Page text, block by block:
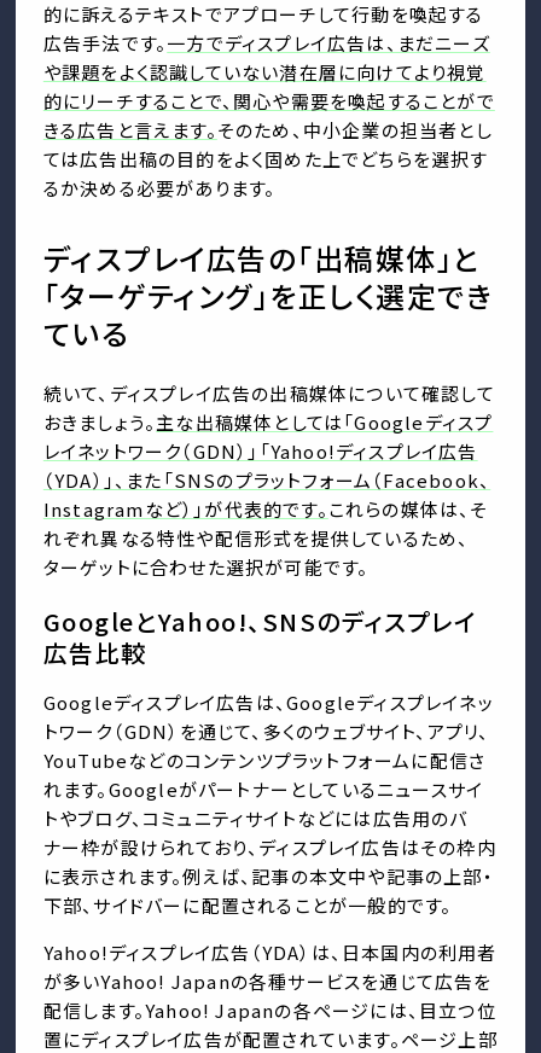
的に訴えるテキストでアプローチして行動を喚起する
広告手法です。一方でディスプレイ広告は、まだニーズ
や課題をよく認識していない潜在層に向けてより視覚
的にリーチすることで、関心や需要を喚起することがで
きる広告と言えます。そのため、中小企業の担当者とし
ては広告出稿の目的をよく固めた上でどちらを選択す
るか決める必要があります。
ディスプレイ広告の「出稿媒体」と
「ターゲティング」を正しく選定でき
ている
続いて、ディスプレイ広告の出稿媒体について確認して
おきましょう。主な出稿媒体としては「Googleディスプ
レイネットワーク（GDN）」「Yahoo!ディスプレイ広告
（YDA）」、また「SNSのプラットフォーム（Facebook、
Instagramなど）」が代表的です。これらの媒体は、そ
れぞれ異なる特性や配信形式を提供しているため、
ターゲットに合わせた選択が可能です。
GoogleとYahoo!、SNSのディスプレイ
広告比較
Googleディスプレイ広告は、Googleディスプレイネッ
トワーク（GDN）を通じて、多くのウェブサイト、アプリ、
YouTubeなどのコンテンツプラットフォームに配信さ
れます。Googleがパートナーとしているニュースサイ
トやブログ、コミュニティサイトなどには広告用のバ
ナー枠が設けられており、ディスプレイ広告はその枠内
に表示されます。例えば、記事の本文中や記事の上部・
下部、サイドバーに配置されることが一般的です。
Yahoo!ディスプレイ広告（YDA）は、日本国内の利用者
が多いYahoo! Japanの各種サービスを通じて広告を
配信します。Yahoo! Japanの各ページには、目立つ位
置にディスプレイ広告が配置されています。ページ上部